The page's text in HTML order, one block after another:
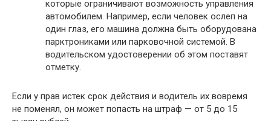
которые ограничивают возможность управления
автомобилем. Например, если человек ослеп на
один глаз, его машина должна быть оборудована
парктрониками или парковочной системой. В
водительском удостоверении об этом поставят
отметку.
Если у прав истек срок действия и водитель их вовремя
не поменял, он может попасть на штраф — от 5 до 15